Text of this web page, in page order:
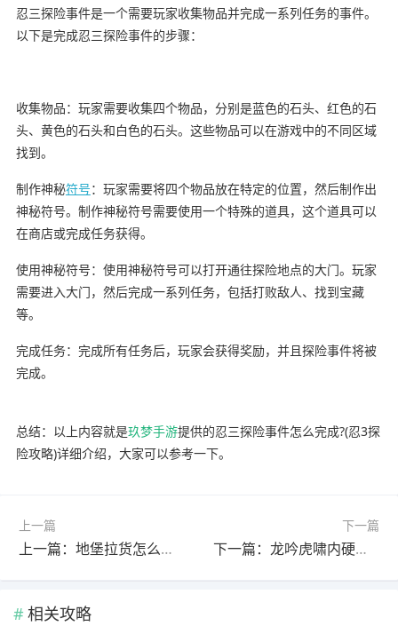
忍三探险事件是一个需要玩家收集物品并完成一系列任务的事件。
以下是完成忍三探险事件的步骤：
收集物品：玩家需要收集四个物品，分别是蓝色的石头、红色的石
头、黄色的石头和白色的石头。这些物品可以在游戏中的不同区域
找到。
制作神秘符号：玩家需要将四个物品放在特定的位置，然后制作出
神秘符号。制作神秘符号需要使用一个特殊的道具，这个道具可以
在商店或完成任务获得。
使用神秘符号：使用神秘符号可以打开通往探险地点的大门。玩家
需要进入大门，然后完成一系列任务，包括打败敌人、找到宝藏
等。
完成任务：完成所有任务后，玩家会获得奖励，并且探险事件将被
完成。
总结：以上内容就是玖梦手游提供的忍三探险事件怎么完成?(忍3探
险攻略)详细介绍，大家可以参考一下。
上一篇
上一篇：地堡拉货怎么拉?(地堡拉货怎么拉视频)
下一篇
下一篇：龙吟虎啸内硬护体功是真的吗?(龙吟虎啸护体硬气功)
相关攻略